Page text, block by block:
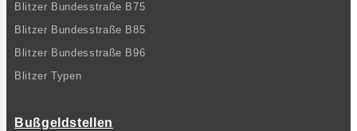
Blitzer Bundesstraße B75
Blitzer Bundesstraße B85
Blitzer Bundesstraße B96
Blitzer Typen
Bußgeldstellen